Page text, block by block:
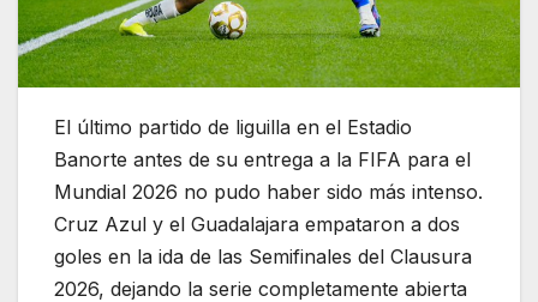
El último partido de liguilla en el Estadio
Banorte antes de su entrega a la FIFA para el
Mundial 2026 no pudo haber sido más intenso.
Cruz Azul y el Guadalajara empataron a dos
goles en la ida de las Semifinales del Clausura
2026, dejando la serie completamente abierta